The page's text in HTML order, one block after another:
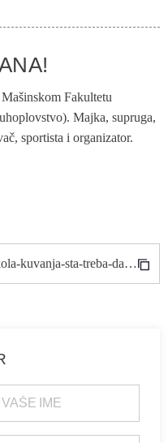
Fakultetu
Majka, supruga,
sportista i organizator.
savourytrips.com/tips-and-tricks/skola-kuvanja-sta-treba-da-znate/